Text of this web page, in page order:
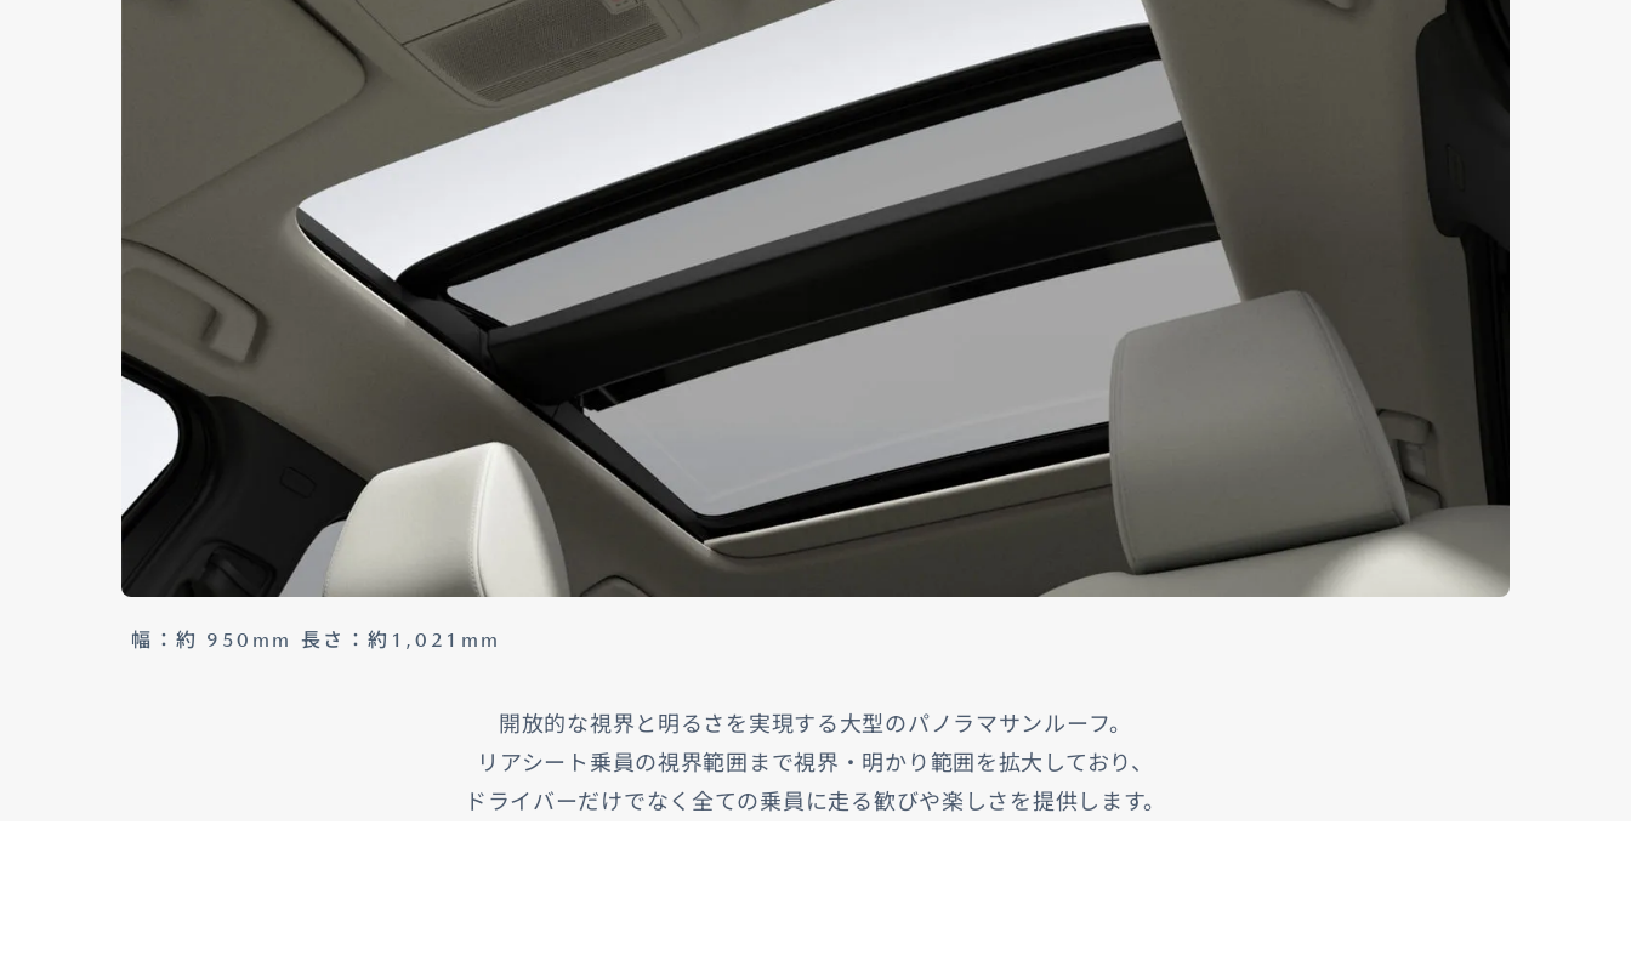
幅：約 950mm 長さ：約1,021mm
開放的な視界と明るさを実現する大型のパノラマサンルーフ。
リアシート乗員の視界範囲まで視界・明かり範囲を拡大しており、
ドライバーだけでなく全ての乗員に走る歓びや楽しさを提供します。